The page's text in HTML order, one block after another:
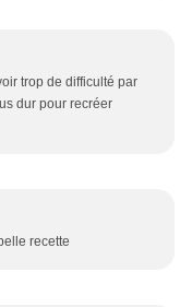
trop de difficulté par
dur pour recréer
recette